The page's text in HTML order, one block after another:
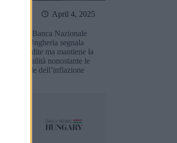
April 4, 2025
La Banca Nazionale
d’Ungheria segnala
perdite ma mantiene la
stabilità nonostante le
sfide dell’inflazione